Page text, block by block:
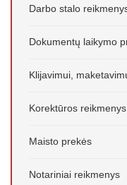
Darbo stalo
Dokumentų laikymo
Klijavimui,
Korektūros reikmenys
Maisto prekės
Notariniai reikmenys